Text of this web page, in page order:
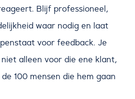
Blijf professioneel,
waar nodig en laat
voor feedback. Je
alleen voor die ene klant,
100 mensen die hem gaan